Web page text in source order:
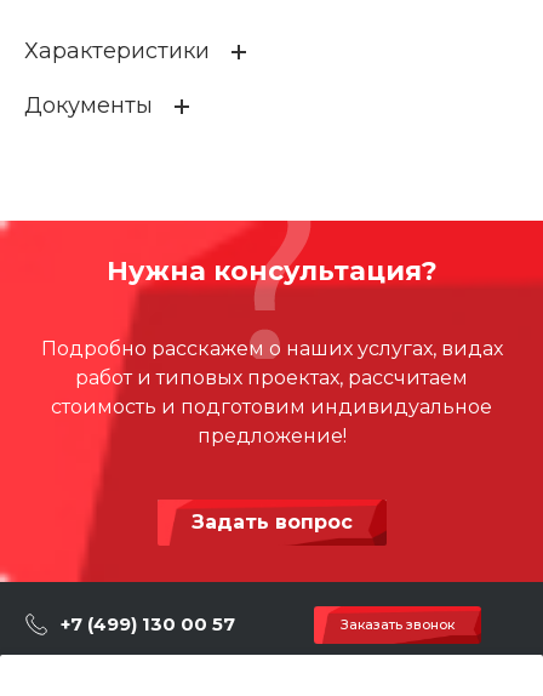
Характеристики
Тип
1500
Документы
.dwgНужна консультация?
Подробно расскажем о наших услугах, видах
работ и типовых проектах, рассчитаем
стоимость и подготовим индивидуальное
предложение!
Задать вопрос
+7 (499) 130 00 57 Заказать звонок